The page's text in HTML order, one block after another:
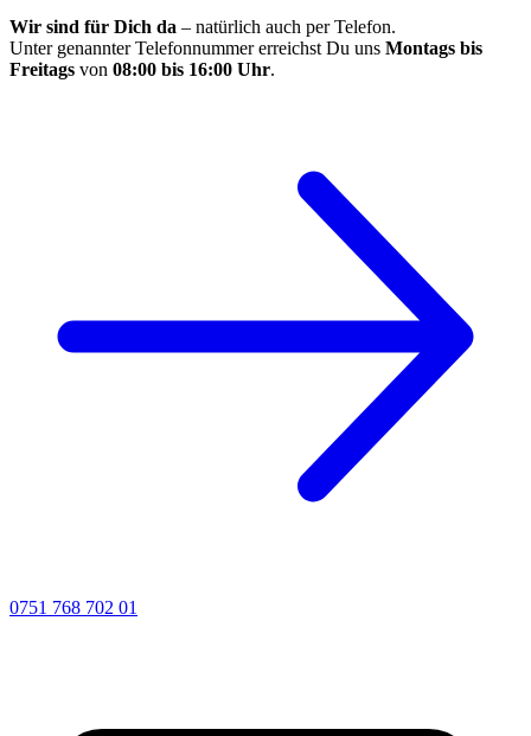
Wir sind für Dich da – natürlich auch per Telefon.
Unter genannter Telefonnummer erreichst Du uns Montags bis
Freitags von 08:00 bis 16:00 Uhr.
0751 768 702 01